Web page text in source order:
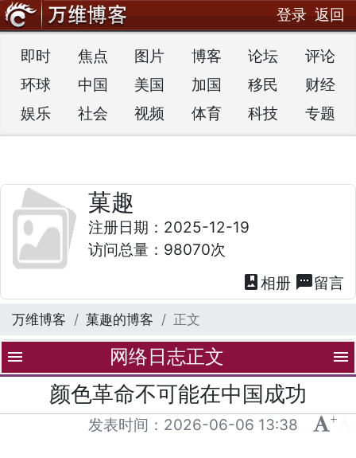
登录 返回
即时 焦点 图片 博客 论坛
评论
环球
中国 美国 加国 移民
财经
娱乐
社会 视频 体育 科技 专题
菓趣
注册日期：2025-12-19
访问总量：98070次
photo_album 相册 textsms留言
万维博客 菓趣的博客 正文
menu 网络日志正文 menu
颜色革命不可能在中国成功
发表时间： 2026-06-06 13:38 +